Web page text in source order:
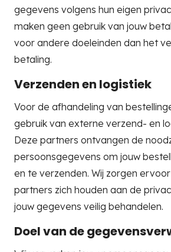
gegevens volgens hun eigen
maken geen gebruik van jouw
voor andere doeleinden dan het
betaling.
Verzenden en logistiek
Voor de afhandeling van
gebruik van externe verzend- en
Deze partners ontvangen de
persoonsgegevens om jouw
en te verzenden. Wij zorgen
partners zich houden aan de
jouw gegevens veilig behandelen.
Doel van de